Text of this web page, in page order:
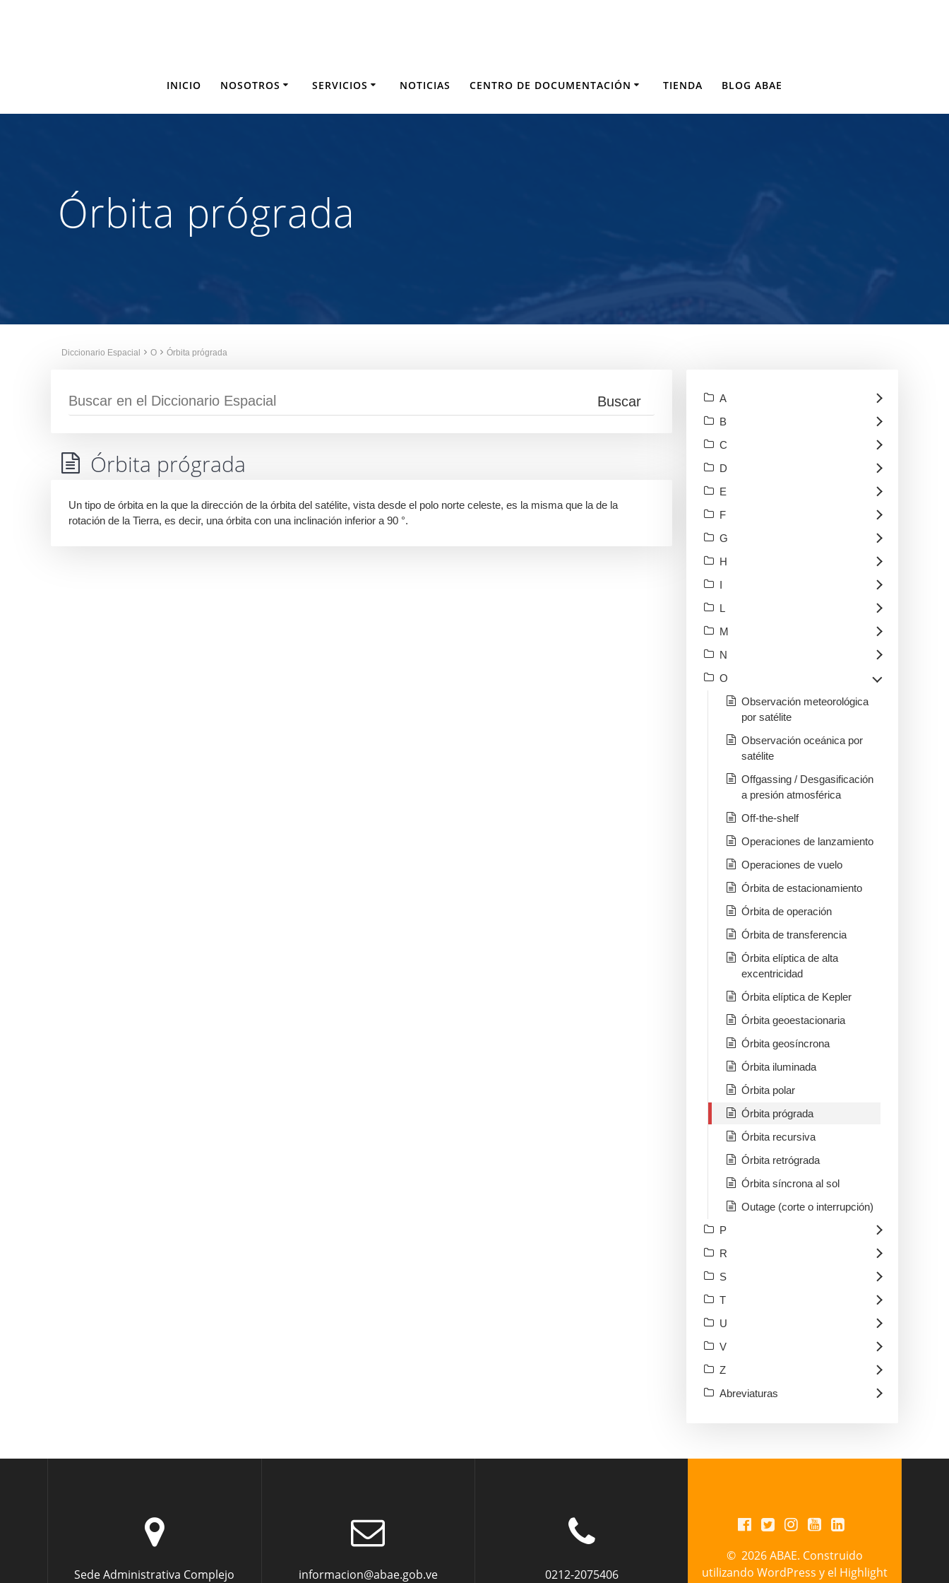
INICIO NOSOTROS SERVICIOS NOTICIAS CENTRO DE DOCUMENTACIÓN TIENDA BLOG ABAE
Órbita prógrada
Diccionario Espacial O Órbita prógrada
Órbita prógrada
Un tipo de órbita en la que la dirección de la órbita del satélite, vista desde el polo norte celeste, es la misma que la de la
rotación de la Tierra, es decir, una órbita con una inclinación inferior a 90 °.
A
B
C
D
E
F
G
H
I
L
M
N
O
Observación meteorológica
por satélite
Observación oceánica por
satélite
Offgassing / Desgasificación
a presión atmosférica
Off-the-shelf
Operaciones de lanzamiento
Operaciones de vuelo
Órbita de estacionamiento
Órbita de operación
Órbita de transferencia
Órbita elíptica de alta
excentricidad
Órbita elíptica de Kepler
Órbita geoestacionaria
Órbita geosíncrona
Órbita iluminada
Órbita polar
Órbita prógrada
Órbita recursiva
Órbita retrógrada
Órbita síncrona al sol
Outage (corte o interrupción)
P
R
S
T
U
V
Z
Abreviaturas
Sede Administrativa Complejo informacion@abae.gob.ve 0212-2075406
© 2026 ABAE. Construido
utilizando WordPress y el Highlight